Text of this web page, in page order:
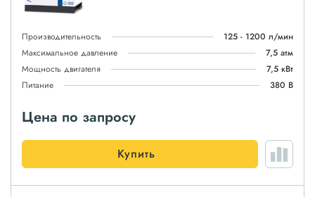
Производительность
125 - 1200 л/мин
Максимальное давление
7,5 атм
Мощность двигателя
7,5 кВт
Питание
380 В
Цена по запросу
Купить